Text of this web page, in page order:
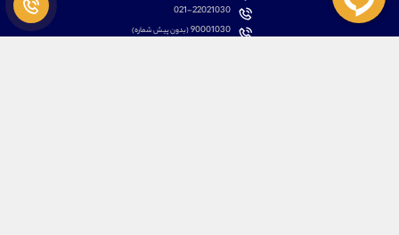
021-22021030
90001030(بدون پیش شماره)